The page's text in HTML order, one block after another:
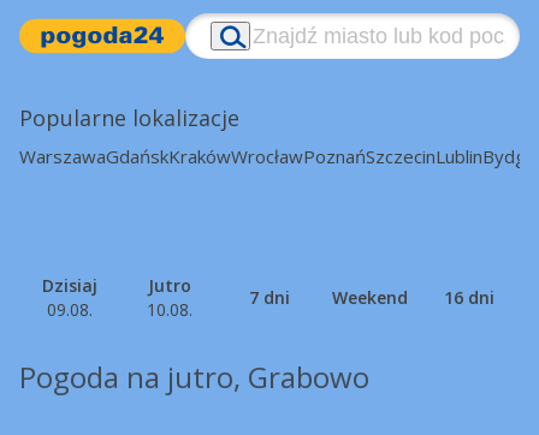
Popularne lokalizacje
WarszawaGdańskKrakówWrocławPoznańSzczecinLublin
Dzisiaj
09.08.
Jutro
10.08.
7 dni Weekend 16 dni
Pogoda na jutro, Grabowo